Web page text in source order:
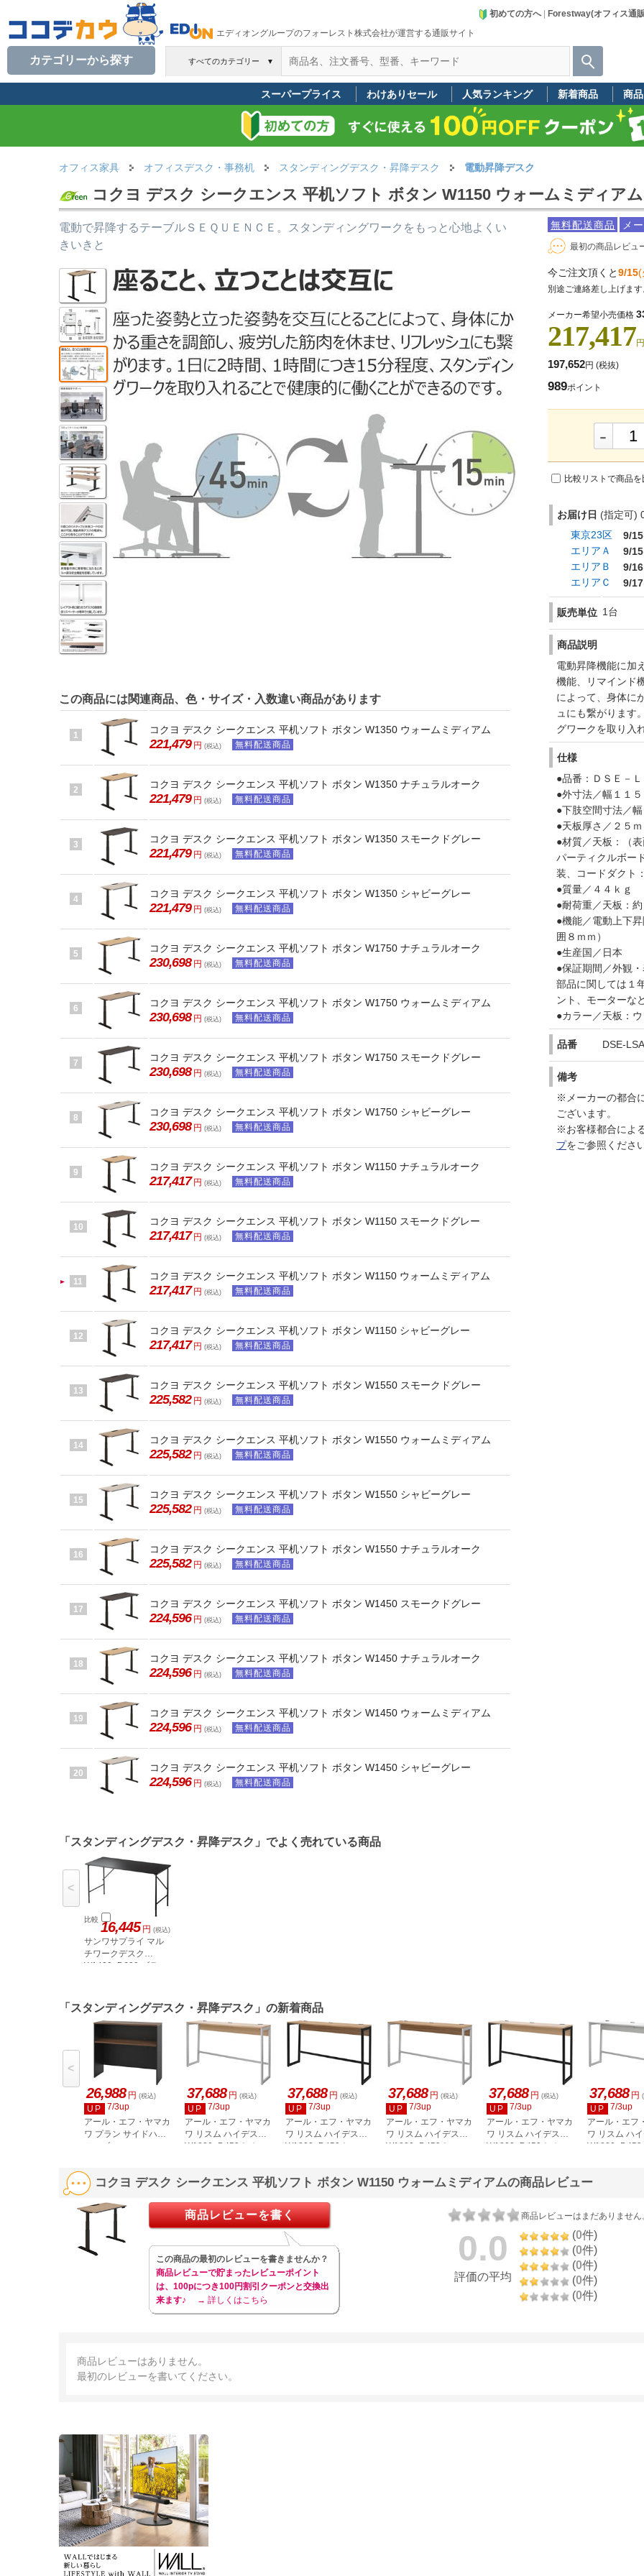
エディオングループのフォーレスト株式会社が運営する通販サイト
初めての方へ| Forestway(オフィス通
すべてのカテゴリー ▼
カテゴリーから探す
スーパープライス わけありセール 人気ランキング 新着商品 商
オフィス家具 オフィスデスク・事務机 スタンディングデスク・昇降デスク 電動昇降デスク
コクヨ デスク シークエンス 平机ソフト ボタン W1150 ウォームミディアム
無料配送商品 メ
最初の商品レビュ
今ご注文頂くと9/15(
別途ご連絡差し上げま
メーカー希望小売価格
217,417円
197,652円 (税抜)
989ポイント
-
比較リストで商品
お届け日 (指定可)
東京23区
9/15
エリアＡ
9/15
エリアＢ
9/16
エリアＣ
9/17
販売単位 1台
商品説明
電動昇降機能に加
機能、リマインド
によって、身体に
ュにも繋がります
グワークを取り入
仕様
●品番：ＤＳＥ－
●外寸法／幅１１
●下肢空間寸法／
●天板厚さ／２５
●材質／天板：（
パーティクルボー
装、コードダクト
●質量／４４ｋｇ
●耐荷重／天板：
●機能／電動上下
囲８ｍｍ）
●生産国／日本
●保証期間／外観
部品に関しては１
ント、モーターな
●カラー／天板：
品番 DSE-
備考
※メーカーの都合
ございます。
※お客様都合によ
プをご参照くださ
電動で昇降するテーブルＳＥＱＵＥＮＣＥ。スタンディングワークをもっと心地よくい
きいきと
この商品には関連商品、色・サイズ・入数違い商品があります
1 コクヨ デスク シークエンス 平机ソフト ボタン W1350 ウォームミディアム
221,479 円 (税込) 無料配送商品
2 コクヨ デスク シークエンス 平机ソフト ボタン W1350 ナチュラルオーク
221,479 円 (税込) 無料配送商品
3 コクヨ デスク シークエンス 平机ソフト ボタン W1350 スモークドグレー
221,479 円 (税込) 無料配送商品
4 コクヨ デスク シークエンス 平机ソフト ボタン W1350 シャビーグレー
221,479 円 (税込) 無料配送商品
5 コクヨ デスク シークエンス 平机ソフト ボタン W1750 ナチュラルオーク
230,698 円 (税込) 無料配送商品
6 コクヨ デスク シークエンス 平机ソフト ボタン W1750 ウォームミディアム
230,698 円 (税込) 無料配送商品
7 コクヨ デスク シークエンス 平机ソフト ボタン W1750 スモークドグレー
230,698 円 (税込) 無料配送商品
8 コクヨ デスク シークエンス 平机ソフト ボタン W1750 シャビーグレー
230,698 円 (税込) 無料配送商品
9 コクヨ デスク シークエンス 平机ソフト ボタン W1150 ナチュラルオーク
217,417 円 (税込) 無料配送商品
10 コクヨ デスク シークエンス 平机ソフト ボタン W1150 スモークドグレー
217,417 円 (税込) 無料配送商品
11 コクヨ デスク シークエンス 平机ソフト ボタン W1150 ウォームミディアム
217,417 円 (税込) 無料配送商品
12 コクヨ デスク シークエンス 平机ソフト ボタン W1150 シャビーグレー
217,417 円 (税込) 無料配送商品
13 コクヨ デスク シークエンス 平机ソフト ボタン W1550 スモークドグレー
225,582 円 (税込) 無料配送商品
14 コクヨ デスク シークエンス 平机ソフト ボタン W1550 ウォームミディアム
225,582 円 (税込) 無料配送商品
15 コクヨ デスク シークエンス 平机ソフト ボタン W1550 シャビーグレー
225,582 円 (税込) 無料配送商品
16 コクヨ デスク シークエンス 平机ソフト ボタン W1550 ナチュラルオーク
225,582 円 (税込) 無料配送商品
17 コクヨ デスク シークエンス 平机ソフト ボタン W1450 スモークドグレー
224,596 円 (税込) 無料配送商品
18 コクヨ デスク シークエンス 平机ソフト ボタン W1450 ナチュラルオーク
224,596 円 (税込) 無料配送商品
19 コクヨ デスク シークエンス 平机ソフト ボタン W1450 ウォームミディアム
224,596 円 (税込) 無料配送商品
20 コクヨ デスク シークエンス 平机ソフト ボタン W1450 シャビーグレー
224,596 円 (税込) 無料配送商品
「スタンディングデスク・昇降デスク」でよく売れている商品
比較 16,445 円 (税込)
サンワサプライ マル
チワークデスク
W1400×D600 ブラッ
<
「スタンディングデスク・昇降デスク」の新着商品
26,988 円 (税込)
UP
7/3up
アール・エフ・ヤマカ
ワ プラン サイドハイ
テーブル
ナット黒脚 RFPSH-
1240DM-BL
37,688 円 (税込)
UP
7/3up
アール・エフ・ヤマカ
ワ リスム ハイデスク
W1800×D450ナチュ
RFFHD-1845NA-WL
37,688 円 (税込)
UP
7/3up
アール・エフ・ヤマカ
ワ リスム ハイデスク
W1800×D450ウォル
RFFHD-1845DM-BL
37,688 円 (税込)
UP
7/3up
アール・エフ・ヤマカ
ワ リスム ハイデスク
W1800×D450ウォル
RFFHD-1845DM-WL
37,688 円 (税込)
UP
7/3up
アール・エフ・ヤマカ
ワ リスム ハイデスク
W1800×D450ナチュ
1845NA-BL
37,688 円
UP
7/3up
アール・エフ
ワ リスム ハ
W1800×D450
1845WH-WL
<
コクヨ デスク シークエンス 平机ソフト ボタン W1150 ウォームミディアムの商品レビュー
商品レビューはまだありません
0.0
評価の平均
(0件)
(0件)
(0件)
(0件)
(0件)
商品レビューを書く
この商品の最初のレビューを書きませんか？
商品レビューで貯まったレビューポイント
は、100pにつき100円割引クーポンと交換出
来ます♪
→ 詳しくはこちら
商品レビューはありません。
最初のレビューを書いてください。